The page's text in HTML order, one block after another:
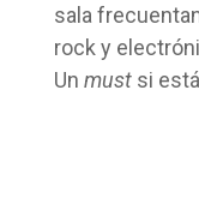
sala
rock y
Un mustsi